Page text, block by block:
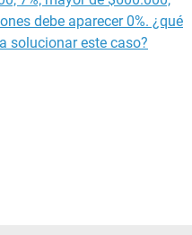
debe aparecer 0%. ¿qué
solucionar este caso?